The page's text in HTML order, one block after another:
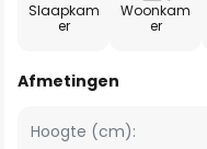
Slaapkam
er
Woonkam
er
Afmetingen
Hoogte (cm):